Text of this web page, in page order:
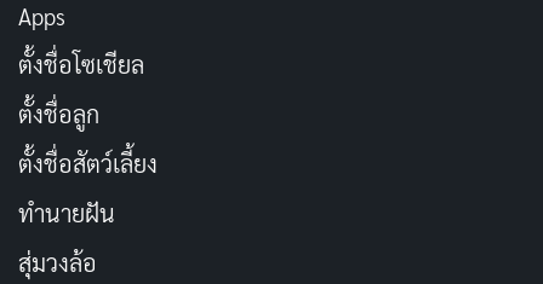
ชั้นนับไม่ถ้วน แต่ละชั้นมีความท้าทายและบททดสอบที่แตก
ต่างกันไป ขณะที่แบมเดินผ่านหอคอย เขาได้พบกับบุคคล
อื่น ๆ ที่เรียกว่า “ขาประจำ” ซึ่งกำลังปีนหอคอยเพื่อค้นหา
ความปรารถนาและเป้าหมายของตนเอง
แบมมีพลังพิเศษที่เรียกว่า “ชินซู” ซึ่งทำให้เขาสามารถ
ควบคุมและจัดการกับองค์ประกอบต่าง ๆ พลังนี้ดึงดูด
Apps
ตั้งชื่อโซเชียล
ตั้งชื่อลูก
ตั้งชื่อสัตว์เลี้ยง
ทำนายฝัน
สุ่มวงล้อ